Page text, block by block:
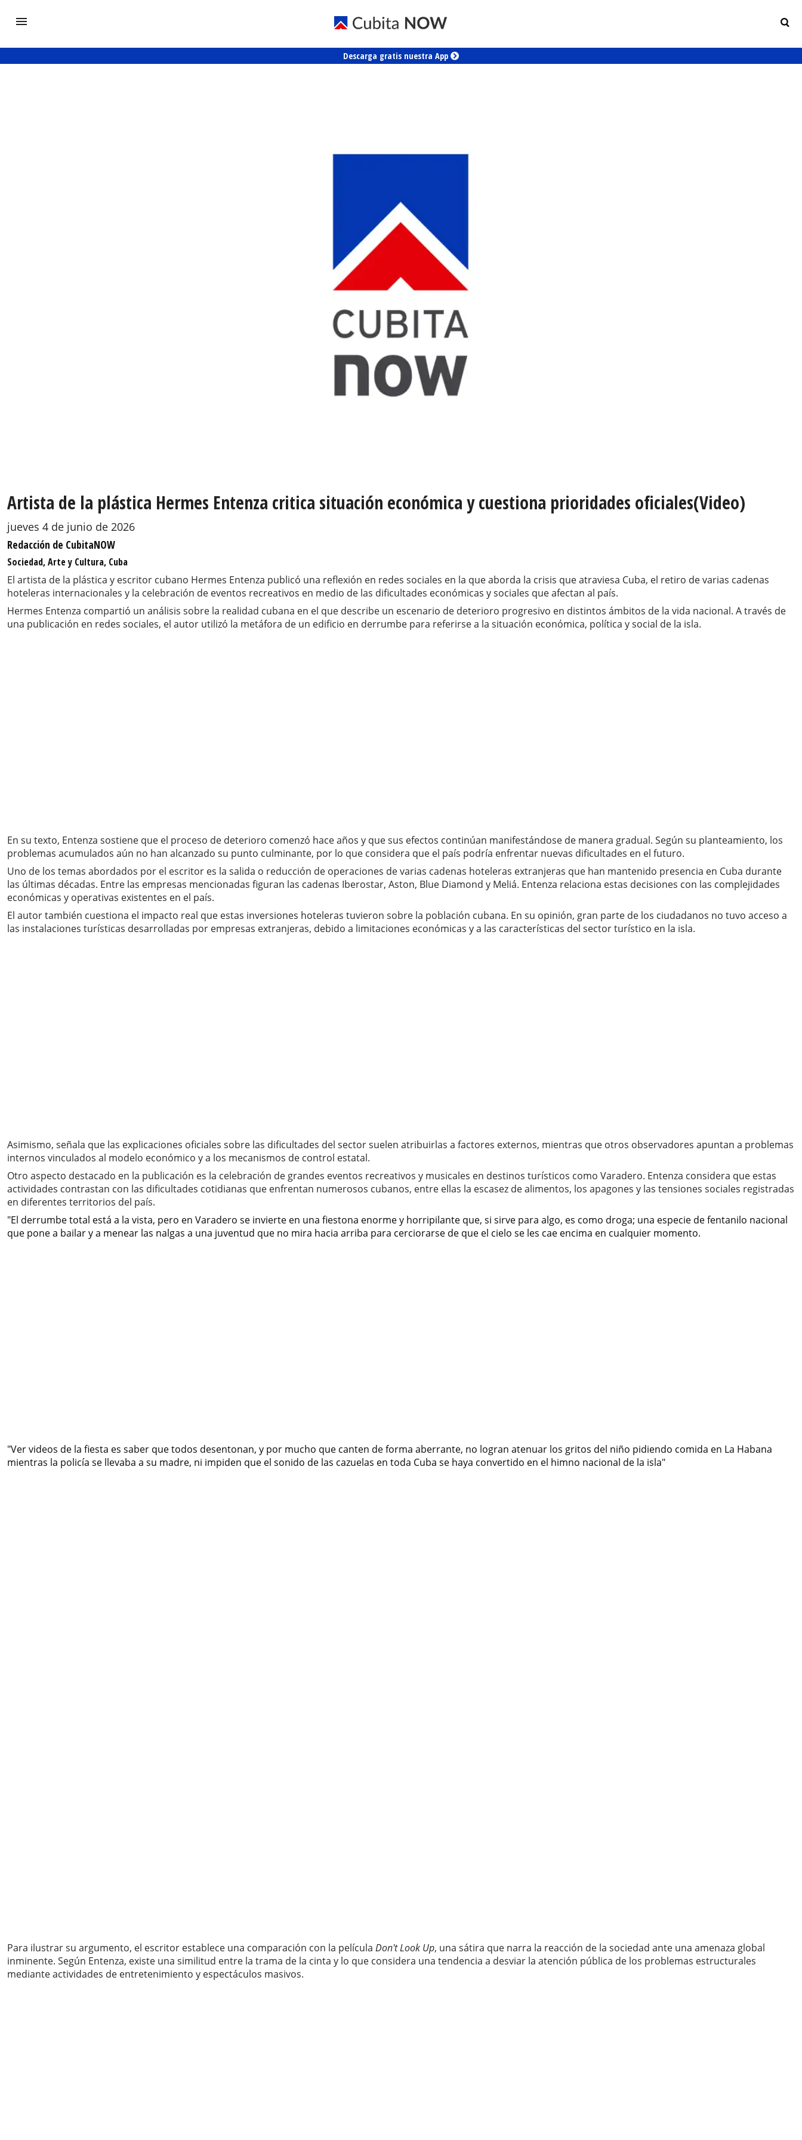
Descarga gratis nuestra App
Artista de la plástica Hermes Entenza critica situación económica y cuestiona prioridades oficiales(Video)
jueves 4 de junio de 2026
Redacción de CubitaNOW
Sociedad, Arte y Cultura, Cuba
El artista de la plástica y escritor cubano Hermes Entenza publicó una reflexión en redes sociales en la que aborda la crisis que atraviesa Cuba, el retiro de varias cadenas
hoteleras internacionales y la celebración de eventos recreativos en medio de las dificultades económicas y sociales que afectan al país.
Hermes Entenza compartió un análisis sobre la realidad cubana en el que describe un escenario de deterioro progresivo en distintos ámbitos de la vida nacional. A través de
una publicación en redes sociales, el autor utilizó la metáfora de un edificio en derrumbe para referirse a la situación económica, política y social de la isla.
En su texto, Entenza sostiene que el proceso de deterioro comenzó hace años y que sus efectos continúan manifestándose de manera gradual. Según su planteamiento, los
problemas acumulados aún no han alcanzado su punto culminante, por lo que considera que el país podría enfrentar nuevas dificultades en el futuro.
Uno de los temas abordados por el escritor es la salida o reducción de operaciones de varias cadenas hoteleras extranjeras que han mantenido presencia en Cuba durante
las últimas décadas. Entre las empresas mencionadas figuran las cadenas Iberostar, Aston, Blue Diamond y Meliá. Entenza relaciona estas decisiones con las complejidades
económicas y operativas existentes en el país.
El autor también cuestiona el impacto real que estas inversiones hoteleras tuvieron sobre la población cubana. En su opinión, gran parte de los ciudadanos no tuvo acceso a
las instalaciones turísticas desarrolladas por empresas extranjeras, debido a limitaciones económicas y a las características del sector turístico en la isla.
Asimismo, señala que las explicaciones oficiales sobre las dificultades del sector suelen atribuirlas a factores externos, mientras que otros observadores apuntan a problemas
internos vinculados al modelo económico y a los mecanismos de control estatal.
Otro aspecto destacado en la publicación es la celebración de grandes eventos recreativos y musicales en destinos turísticos como Varadero. Entenza considera que estas
actividades contrastan con las dificultades cotidianas que enfrentan numerosos cubanos, entre ellas la escasez de alimentos, los apagones y las tensiones sociales registradas
en diferentes territorios del país.
"El derrumbe total está a la vista, pero en Varadero se invierte en una fiestona enorme y horripilante que, si sirve para algo, es como droga; una especie de fentanilo nacional
que pone a bailar y a menear las nalgas a una juventud que no mira hacia arriba para cerciorarse de que el cielo se les cae encima en cualquier momento.
"Ver videos de la fiesta es saber que todos desentonan, y por mucho que canten de forma aberrante, no logran atenuar los gritos del niño pidiendo comida en La Habana
mientras la policía se llevaba a su madre, ni impiden que el sonido de las cazuelas en toda Cuba se haya convertido en el himno nacional de la isla"
Para ilustrar su argumento, el escritor establece una comparación con la película Don't Look Up, una sátira que narra la reacción de la sociedad ante una amenaza global
inminente. Según Entenza, existe una similitud entre la trama de la cinta y lo que considera una tendencia a desviar la atención pública de los problemas estructurales
mediante actividades de entretenimiento y espectáculos masivos.